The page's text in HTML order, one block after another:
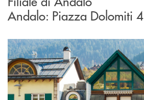
Andalo: Piazza Dolomiti 4